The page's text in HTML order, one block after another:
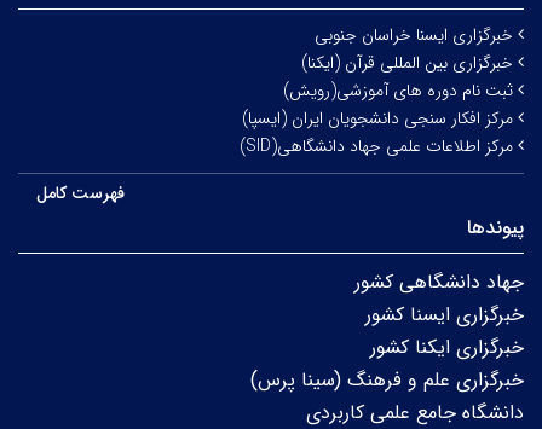
خبرگزاری ایسنا خراسان جنوبی
خبرگزاری بین المللی قرآن (ایکنا)
ثبت نام دوره های آموزشی(رویش)
مرکز افکار سنجی دانشجویان ایران (ایسپا)
مرکز اطلاعات علمی جهاد دانشگاهی(SID)
فهرست کامل
پیوندها
جهاد دانشگاهی کشور
خبرگزاری ایسنا کشور
خبرگزاری ایکنا کشور
خبرگزاری علم و فرهنگ (سینا پرس)
دانشگاه جامع علمی کاربردی